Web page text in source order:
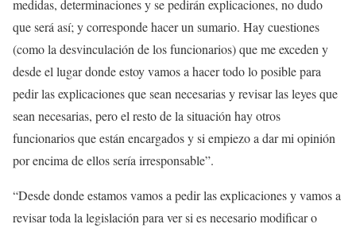
medidas, determinaciones y se pedirán explicaciones, no dudo
que será así; y corresponde hacer un sumario. Hay cuestiones
(como la desvinculación de los funcionarios) que me exceden y
desde el lugar donde estoy vamos a hacer todo lo posible para
pedir las explicaciones que sean necesarias y revisar las leyes que
sean necesarias, pero el resto de la situación hay otros
funcionarios que están encargados y si empiezo a dar mi opinión
por encima de ellos sería irresponsable”.
“Desde donde estamos vamos a pedir las explicaciones y vamos a
revisar toda la legislación para ver si es necesario modificar o